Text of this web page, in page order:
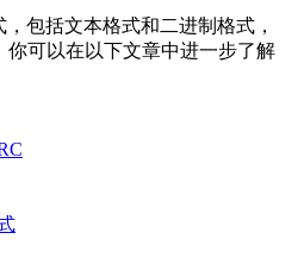
包括文本格式和二进制格式，
你可以在以下文章中进一步了解